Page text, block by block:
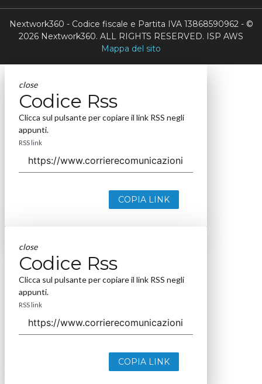
Nextwork360 - Codice fiscale e Partita IVA 13868590962 - ©
2026 Nextwork360. ALL RIGHTS RESERVED. ISP AWS
Mappa del sito
close
Codice Rss
Clicca sul pulsante per copiare il link RSS negli
appunti.
RSS link
COPIA LINK
close
Codice Rss
Clicca sul pulsante per copiare il link RSS negli
appunti.
RSS link
COPIA LINK